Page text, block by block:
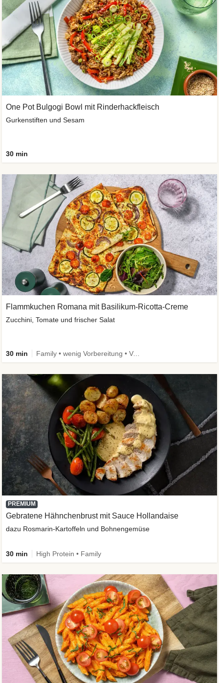
One Pot Bulgogi Bowl mit Rinderhackfleisch
Gurkenstiften und Sesam
30 min
Flammkuchen Romana mit Basilikum-Ricotta-Creme
Zucchini, Tomate und frischer Salat
30 min Family • wenig Vorbereitung • Vegetarisch
PREMIUM
Gebratene Hähnchenbrust mit Sauce Hollandaise
dazu Rosmarin-Kartoffeln und Bohnengemüse
30 min High Protein • Family